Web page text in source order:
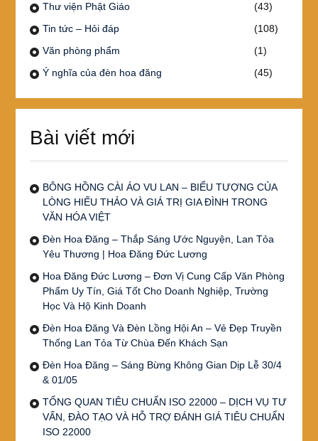
Thư viện Phật Giáo
(43)
Tin tức – Hỏi đáp
(108)
Văn phòng phẩm
(1)
Ý nghĩa của đèn hoa đăng
(45)
Bài viết mới
BÔNG HỒNG CÀI ÁO VU LAN – BIỂU TƯỢNG CỦA
LÒNG HIẾU THẢO VÀ GIÁ TRỊ GIA ĐÌNH TRONG
VĂN HÓA VIỆT
Đèn Hoa Đăng – Thắp Sáng Ước Nguyện, Lan Tỏa
Yêu Thương | Hoa Đăng Đức Lương
Hoa Đăng Đức Lương – Đơn Vị Cung Cấp Văn Phòng
Phẩm Uy Tín, Giá Tốt Cho Doanh Nghiệp, Trường
Học Và Hộ Kinh Doanh
Đèn Hoa Đăng Và Đèn Lồng Hội An – Vẻ Đẹp Truyền
Thống Lan Tỏa Từ Chùa Đến Khách Sạn
Đèn Hoa Đăng – Sáng Bừng Không Gian Dịp Lễ 30/4
& 01/05
TỔNG QUAN TIÊU CHUẨN ISO 22000 – DỊCH VỤ TƯ
VẤN, ĐÀO TẠO VÀ HỖ TRỢ ĐÁNH GIÁ TIÊU CHUẨN
ISO 22000